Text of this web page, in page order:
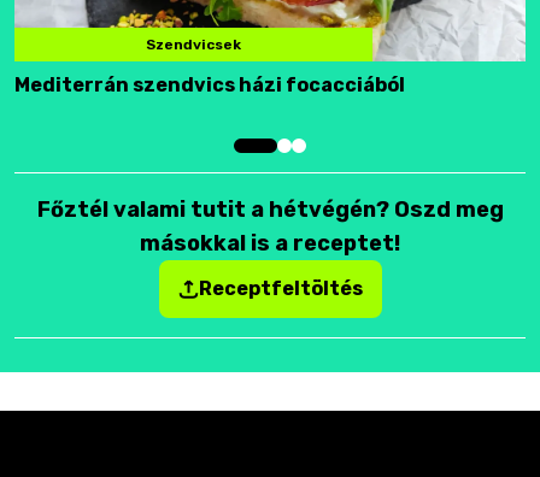
Szendvicsek
Mediterrán szendvics házi focacciából
Főztél valami tutit a hétvégén? Oszd meg
másokkal is a receptet!
Receptfeltöltés